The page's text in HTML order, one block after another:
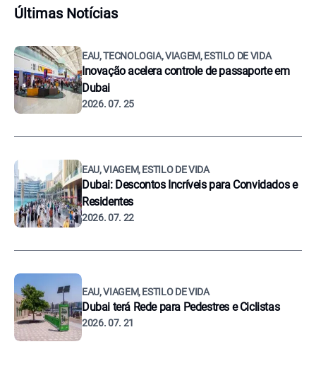
Últimas Notícias
EAU, TECNOLOGIA, VIAGEM, ESTILO DE VIDA
Inovação acelera controle de passaporte em
Dubai
2026. 07. 25
EAU, VIAGEM, ESTILO DE VIDA
Dubai: Descontos Incríveis para Convidados e
Residentes
2026. 07. 22
EAU, VIAGEM, ESTILO DE VIDA
Dubai terá Rede para Pedestres e Ciclistas
2026. 07. 21